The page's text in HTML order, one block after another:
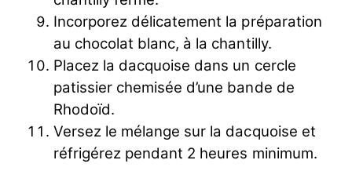
Incorporez délicatement la préparation
au chocolat blanc, à la chantilly.
Placez la dacquoise dans un cercle
patissier chemisée d’une bande de
Rhodoïd.
Versez le mélange sur la dacquoise et
réfrigérez pendant 2 heures minimum.